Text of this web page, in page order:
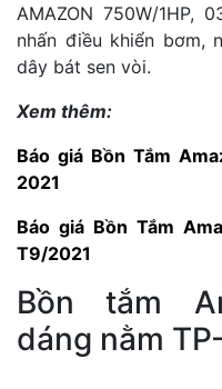
AMAZON 750W/1HP,
nhấn điều khiển bơm,
dây bát sen vòi.
Xem thêm:
Báo giá Bồn Tắm
2021
Báo giá Bồn Tắm
T9/2021
Bồn tắm
dáng nằm